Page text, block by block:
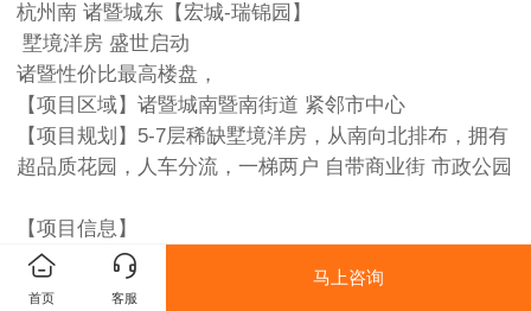
杭州南 诸暨城东【宏城-瑞锦园】
️ 墅境洋房️ 盛世启动
诸暨性价比最高楼盘，️
【项目区域】诸暨城南暨南街道 紧邻市中心
【项目规划】5-7层稀缺墅境洋房，从南向北排布，拥有
超品质花园，人车分流，一梯两户 自带商业街 市政公园
【项目信息】
产品户型：三室两厅两卫
户型面积：96-125m²
首页 客服
马上咨询